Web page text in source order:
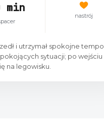
min
nastrój
i utrzymał spokojne tempo.
sytuacji; po wejściu
na legowisku.